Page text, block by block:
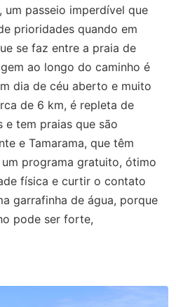
passeio imperdível que
prioridades quando em
se faz entre a praia de
ao longo do caminho é
dia de céu aberto e muito
de 6 km, é repleta de
e tem praias que são
e Tamarama, que têm
programa gratuito, ótimo
física e curtir o contato
garrafinha de água, porque
pode ser forte,